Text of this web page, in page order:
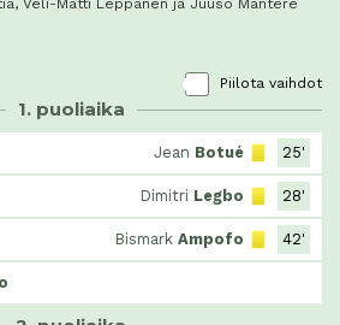
, Veli-Matti Leppänen ja Juuso Mantere
Piilota vaihdot
1. puoliaika
Jean Botué 25'
Dimitri Legbo 28'
Bismark Ampofo 42'